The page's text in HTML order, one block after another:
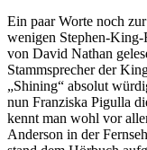
Ein paar Worte noch
wenigen Stephen-
von David Nathan
Stammsprecher der
„Shining“ absolut
nun Franziska Pigulla
kennt man wohl vor
Anderson in der